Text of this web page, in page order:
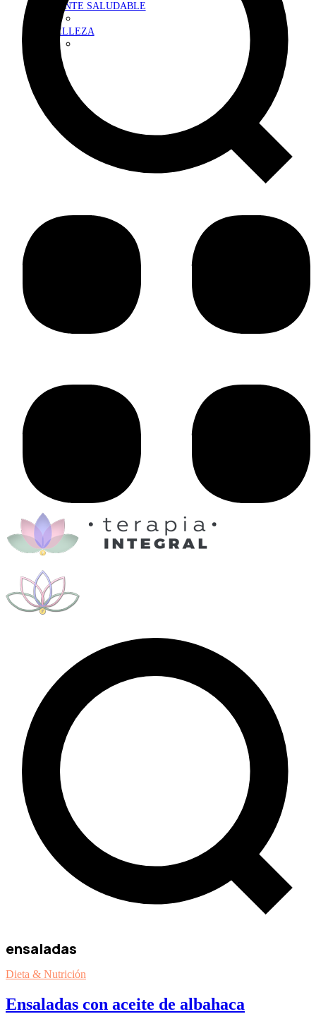
MENTE SALUDABLE
BELLEZA
ensaladas
Dieta & Nutrición
Ensaladas con aceite de albahaca